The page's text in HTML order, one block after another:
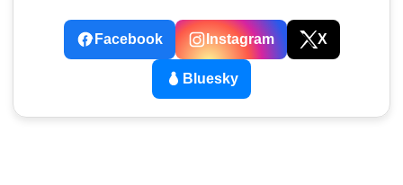
Facebook Instagram X
Bluesky